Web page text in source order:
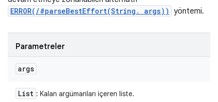
ERROR(/#parseBestEffort(String. args)) yöntemi.
Parametreler
args
List : Kalan argümanları içeren liste.